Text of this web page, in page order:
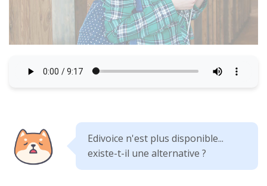
Edivoice n'est plus disponible...
existe-t-il une alternative ?